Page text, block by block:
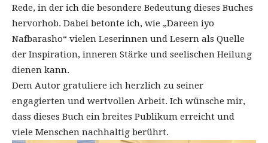
Rede, in der ich die besondere Bedeutung dieses Buches
hervorhob. Dabei betonte ich, wie „Dareen iyo
Nafbarasho“ vielen Leserinnen und Lesern als Quelle
der Inspiration, inneren Stärke und seelischen Heilung
dienen kann.
Dem Autor gratuliere ich herzlich zu seiner
engagierten und wertvollen Arbeit. Ich wünsche mir,
dass dieses Buch ein breites Publikum erreicht und
viele Menschen nachhaltig berührt.